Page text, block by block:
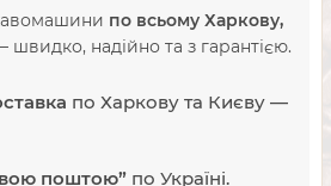
по всьому Харкову,
швидко, надійно та з гарантією.
по Харкову та Києву —
поштою” по Україні.